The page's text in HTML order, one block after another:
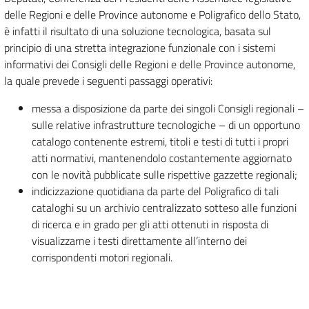
delle Regioni e delle Province autonome e Poligrafico dello Stato,
è infatti il risultato di una soluzione tecnologica, basata sul
principio di una stretta integrazione funzionale con i sistemi
informativi dei Consigli delle Regioni e delle Province autonome,
la quale prevede i seguenti passaggi operativi:
messa a disposizione da parte dei singoli Consigli regionali –
sulle relative infrastrutture tecnologiche – di un opportuno
catalogo contenente estremi, titoli e testi di tutti i propri
atti normativi, mantenendolo costantemente aggiornato
con le novità pubblicate sulle rispettive gazzette regionali;
indicizzazione quotidiana da parte del Poligrafico di tali
cataloghi su un archivio centralizzato sotteso alle funzioni
di ricerca e in grado per gli atti ottenuti in risposta di
visualizzarne i testi direttamente all’interno dei
corrispondenti motori regionali.